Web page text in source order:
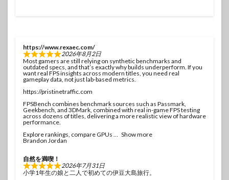
https://www.rexaec.com/
2026年8月2日
Most gamers are still relying on synthetic benchmarks and
outdated specs, and that’s exactly why builds underperform. If you
want real FPS insights across modern titles, you need real
gameplay data, not just lab-based metrics.
https://pristinetraffic.com
FPSBench combines benchmark sources such as Passmark,
Geekbench, and 3DMark, combined with real in-game FPS testing
across dozens of titles, delivering a more realistic view of hardware
performance.
Explore rankings, compare GPUs
Show more
Brandon Jordan
自然を満喫！
2026年7月31日
小学1年生の娘と二人で初めての伊豆大島旅行。